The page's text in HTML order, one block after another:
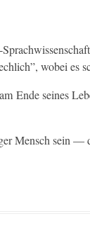
wobei es
Ende seines
Men­sch sein —